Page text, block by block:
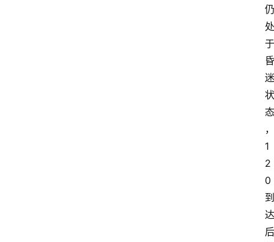
仍
处
于
昏
迷
状
态
，
1
2
0
到
达
后